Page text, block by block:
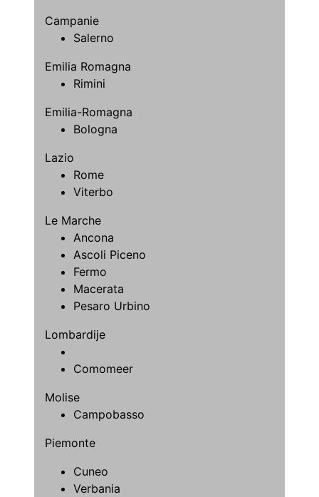
Campanie
Salerno
Emilia Romagna
Rimini
Emilia-Romagna
Bologna
Lazio
Rome
Viterbo
Le Marche
Ancona
Ascoli Piceno
Fermo
Macerata
Pesaro Urbino
Lombardije
Comomeer
Molise
Campobasso
Piemonte
Cuneo
Verbania